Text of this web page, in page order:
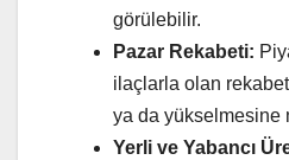
görülebilir.
Pazar Rekabeti:
ilaçlarla olan
ya da yükselmesine
Yerli ve Yabancı